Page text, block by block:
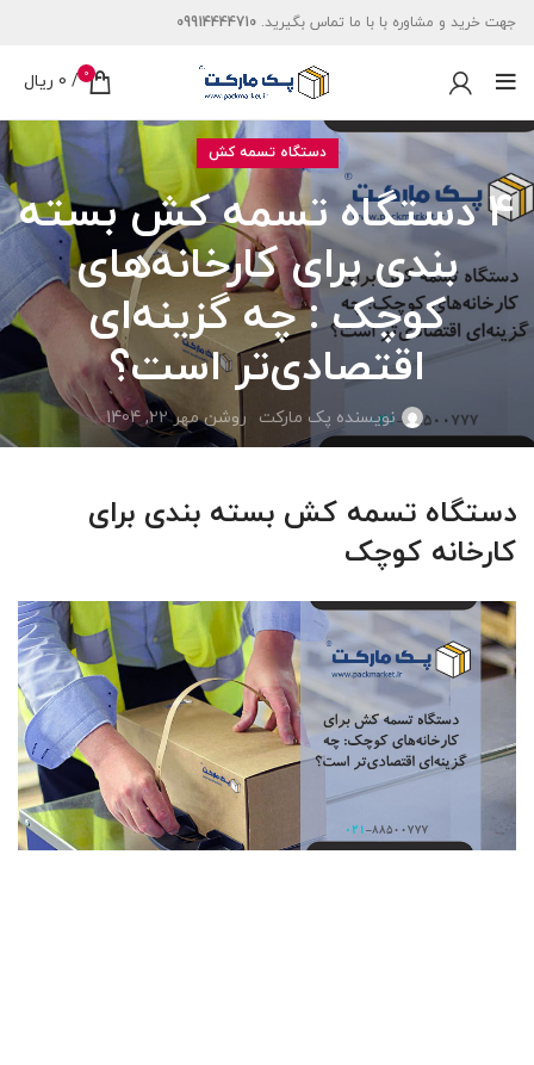
جهت خرید و مشاوره با با ما تماس بگیرید. 09914444710
0
/
0 ریال
دستگاه تسمه کش
4 دستگاه تسمه کش بسته
بندی برای کارخانه‌های
کوچک : چه گزینه‌ای
اقتصادی‌تر است؟
نویسنده پک مارکت روشن مهر 22, 1404
دستگاه تسمه کش بسته بندی برای
کارخانه کوچک